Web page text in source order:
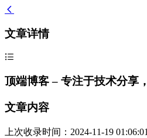
文章详情
顶端博客 – 专注于技术分享
文章内容
上次收录时间：2024-11-19 01:06:01